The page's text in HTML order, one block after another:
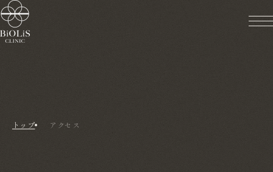
トップ アクセス